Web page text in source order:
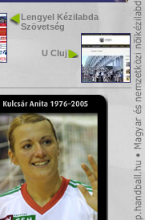
Lengyel Kézilabda
Szövetség
U Cluj